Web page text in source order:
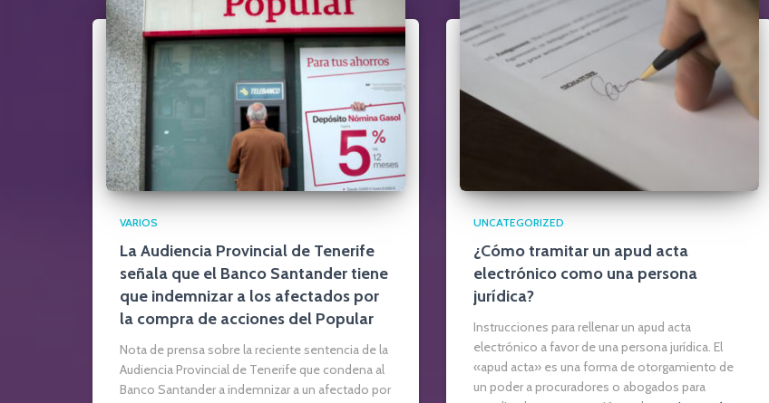
VARIOS
La Audiencia Provincial de Tenerife
señala que el Banco Santander tiene
que indemnizar a los afectados por
la compra de acciones del Popular
Nota de prensa sobre la reciente sentencia de la
Audiencia Provincial de Tenerife que condena al
Banco Santander a indemnizar a un afectado por
UNCATEGORIZED
¿Cómo tramitar un apud acta
electrónico como una persona
jurídica?
Instrucciones para rellenar un apud acta
electrónico a favor de una persona jurídica. El
«apud acta» es una forma de otorgamiento de
un poder a procuradores o abogados para